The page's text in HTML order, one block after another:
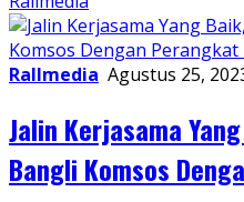
Rallmedia Agustus 25,
Jalin Kerjasama
Bangli Komsos